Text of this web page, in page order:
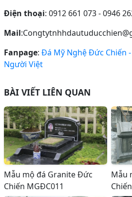
Điện thoại: 0912 661 073 - 0946
Mail
Fanpage: Đá Mỹ Nghệ Đức Chiến
Người Việt
BÀI VIẾT LIÊN QUAN
Mẫu mộ đá Granite Đức
Chiến MGĐC011
Mẫu